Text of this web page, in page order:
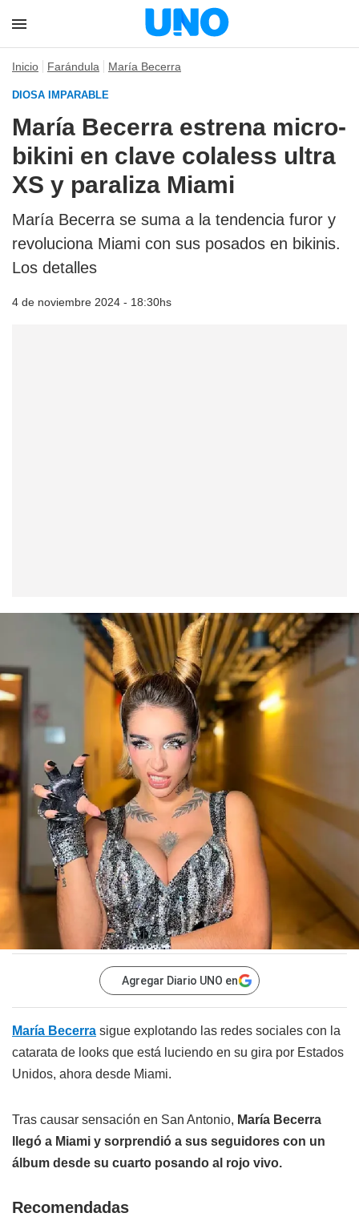
Inicio Farándula María Becerra
DIOSA IMPARABLE
María Becerra estrena micro-
bikini en clave colaless ultra
XS y paraliza Miami
María Becerra se suma a la tendencia furor y
revoluciona Miami con sus posados en bikinis.
Los detalles
4 de noviembre 2024 - 18:30hs
Agregar Diario UNO en
María Becerra sigue explotando las redes sociales con la
catarata de looks que está luciendo en su gira por Estados
Unidos, ahora desde Miami.
Tras causar sensación en San Antonio, María Becerra
llegó a Miami y sorprendió a sus seguidores con un
álbum desde su cuarto posando al rojo vivo.
Recomendadas